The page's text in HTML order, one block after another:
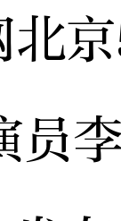
京